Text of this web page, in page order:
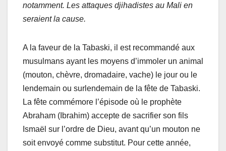
notamment. Les attaques djihadistes au Mali en
seraient la cause.
A la faveur de la Tabaski, il est recommandé aux
musulmans ayant les moyens d’immoler un animal
(mouton, chèvre, dromadaire, vache) le jour ou le
lendemain ou surlendemain de la fête de Tabaski.
La fête commémore l’épisode où le prophète
Abraham (Ibrahim) accepte de sacrifier son fils
Ismaël sur l’ordre de Dieu, avant qu’un mouton ne
soit envoyé comme substitut. Pour cette année,